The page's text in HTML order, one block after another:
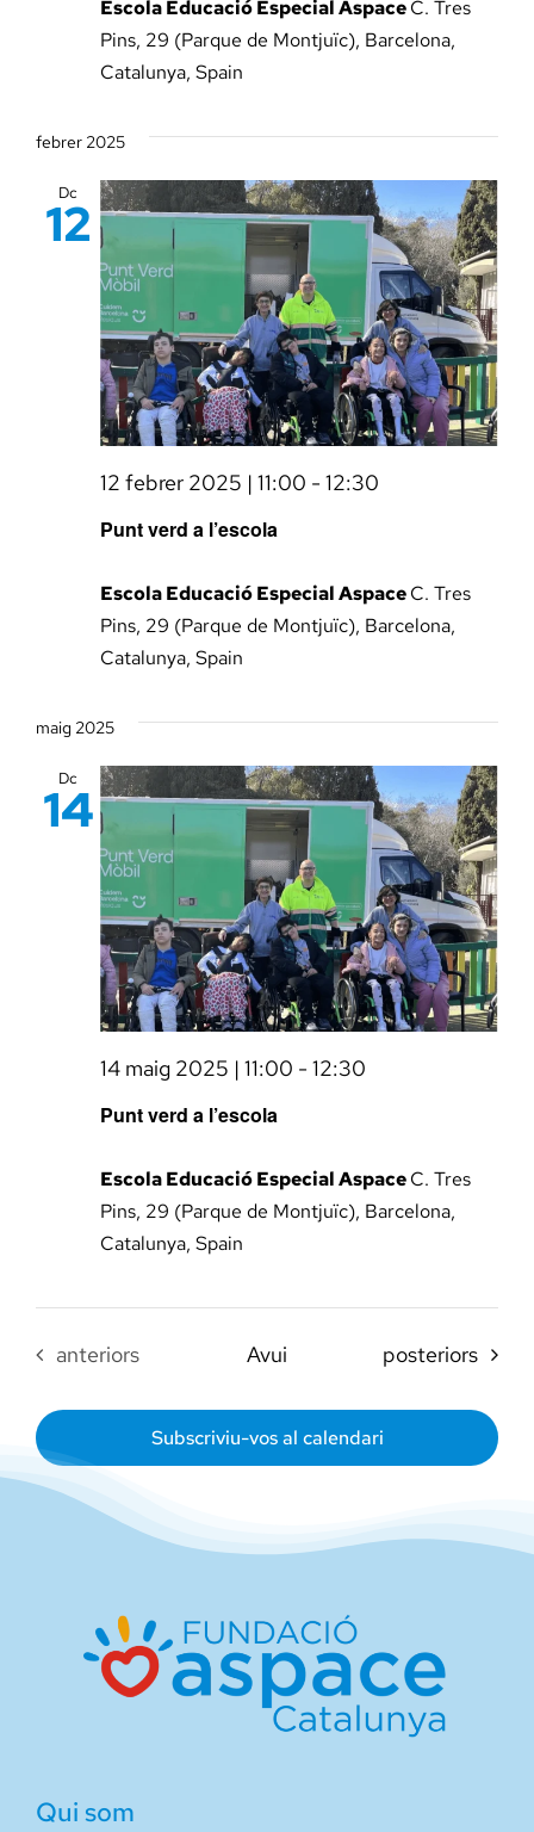
La Fundació
Àmbit Salut
Àmbit Social
Àmbit Educatiu
Escola Educació Especial AspaceC. Tres
Pins, 29 (Parque de Montjuïc), Barcelona,
Catalunya, Spain
febrer 2025
Dc
12
Punt verd a l’escola
12 febrer 2025 | 11:00 - 12:30
Escola Educació Especial AspaceC. Tres
Pins, 29 (Parque de Montjuïc), Barcelona,
Catalunya, Spain
maig 2025
Dc
14
Punt verd a l’escola
14 maig 2025 | 11:00 - 12:30
Escola Educació Especial AspaceC. Tres
Pins, 29 (Parque de Montjuïc), Barcelona,
Catalunya, Spain
Esdeveniments
anteriors Avui Esdeveniments
posteriors
Subscriviu-vos al calendari
Qui som